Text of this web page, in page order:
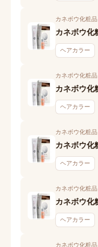
カネボウ化粧品
ヘアカラー
カネボウ化粧品
ヘアカラー
カネボウ化粧品
ヘアカラー
カネボウ化粧品
ヘアカラー
カネボウ化粧品